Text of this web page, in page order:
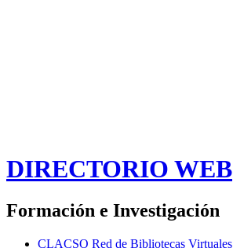
DIRECTORIO WEB
Formación e Investigación
CLACSO Red de Bibliotecas Virtuales